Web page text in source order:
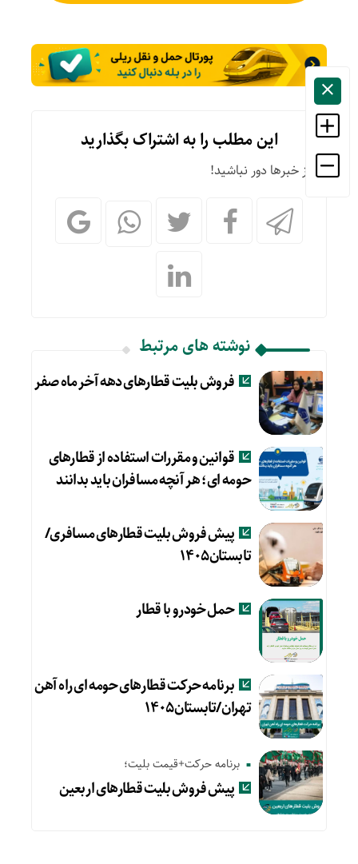
این مطلب را به اشتراک بگذارید
از خبرها دور نباشید!
نوشته های مرتبط
فروش بلیت قطارهای دهه آخر ماه صفر
قوانین و مقررات استفاده از قطارهای
حومه ای؛ هر آنچه مسافران باید بدانند
پیش فروش بلیت قطارهای مسافری/
تابستان۱۴۰۵
حمل خودرو با قطار
برنامه حرکت قطارهای حومه ای راه آهن
تهران/تابستان۱۴۰۵
برنامه حرکت+قیمت بلیت؛
پیش‌ فروش بلیت قطارهای اربعین